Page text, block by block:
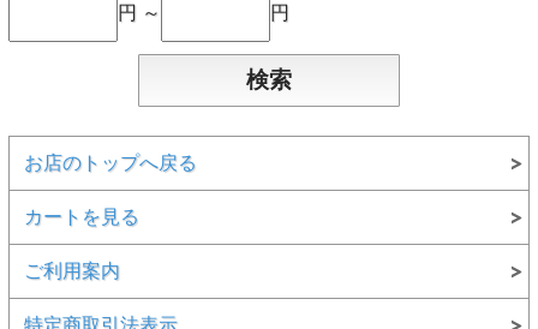
円 ～
円
お店のトップへ戻る
カートを見る
ご利用案内
特定商取引法表示